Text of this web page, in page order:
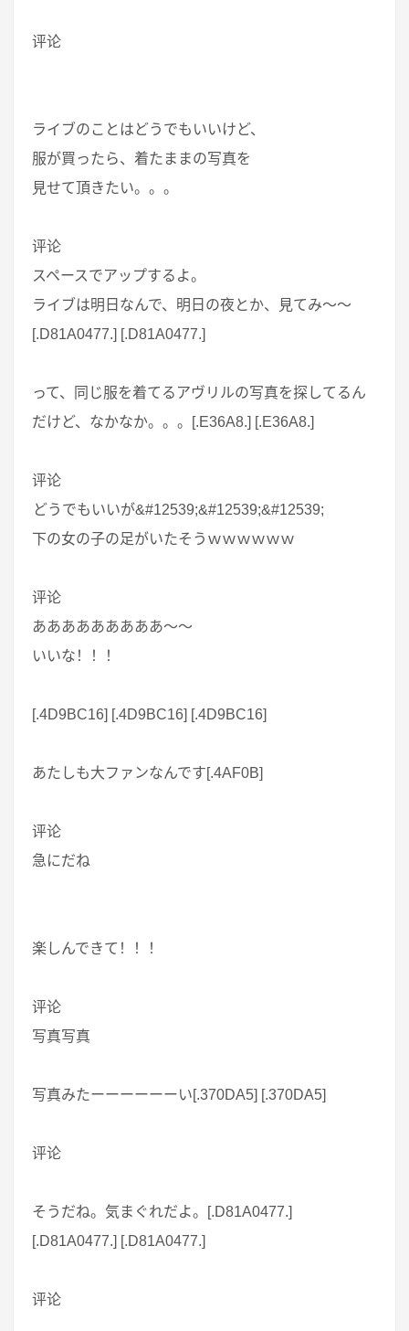
评论
ライブのことはどうでもいいけど、
服が買ったら、着たままの写真を
見せて頂きたい。。。
评论
スペースでアップするよ。
ライブは明日なんで、明日の夜とか、見てみ～～
[.D81A0477.] [.D81A0477.]
って、同じ服を着てるアヴリルの写真を探してるん
だけど、なかなか。。。[.E36A8.] [.E36A8.]
评论
どうでもいいが&#12539;&#12539;&#12539;
下の女の子の足がいたそうｗｗｗｗｗｗ
评论
あああああああああ～～
いいな！！！
[.4D9BC16] [.4D9BC16] [.4D9BC16]
あたしも大ファンなんです[.4AF0B]
评论
急にだね
楽しんできて！！！
评论
写真写真
写真みたーーーーーーい[.370DA5] [.370DA5]
评论
そうだね。気まぐれだよ。[.D81A0477.]
[.D81A0477.] [.D81A0477.]
评论